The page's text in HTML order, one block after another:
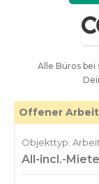
Alle Büros bei
Offener
Objekttyp:
All-incl.-